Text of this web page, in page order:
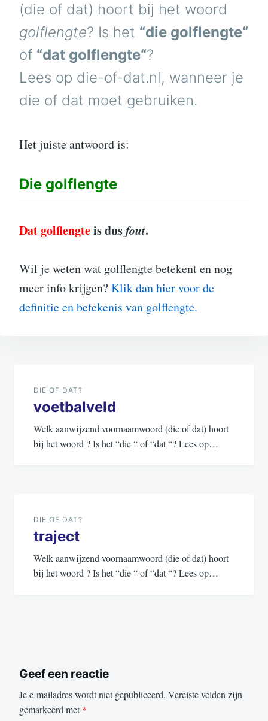
(die of dat) hoort bij het woord
golflengte? Is het “die golflengte“
of “dat golflengte“?
Lees op die-of-dat.nl, wanneer je
die of dat moet gebruiken.
Het juiste antwoord is:
Die golflengte
Dat golflengteis dusfout.
Wil je weten wat golflengte betekent en nog
meer info krijgen?Klik dan hier voor de
definitie en betekenis van golflengte.
navigatie
DIE OF DAT?
voetbalveld
Welk aanwijzend voornaamwoord (die of dat) hoort
bij het woord ? Is het “die “ of “dat “? Lees op…
DIE OF DAT?
traject
Welk aanwijzend voornaamwoord (die of dat) hoort
bij het woord ? Is het “die “ of “dat “? Lees op…
Geef een reactie
Je e-mailadres wordt niet gepubliceerd. Vereiste velden zijn
gemarkeerd met*